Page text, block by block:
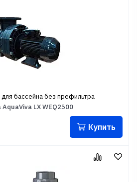
бассейна без префильтра
LX WEQ2500
Купить